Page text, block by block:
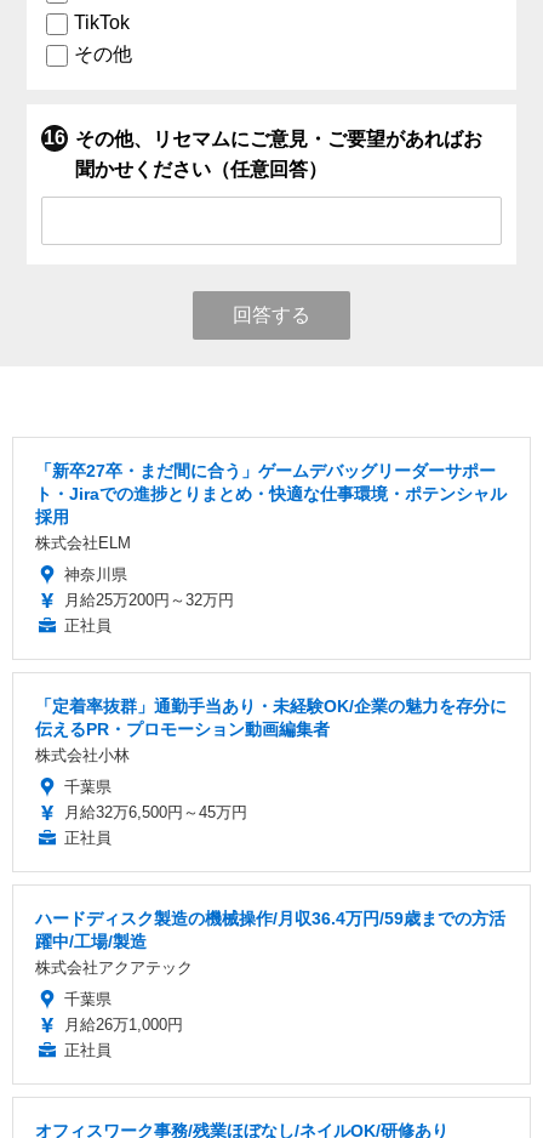
TikTok
その他
その他、リセマムにご意見・ご要望があればお
聞かせください（任意回答）
回答する
「新卒27卒・まだ間に合う」ゲームデバッグリーダーサポー
ト・Jiraでの進捗とりまとめ・快適な仕事環境・ポテンシャル
採用
株式会社ELM
神奈川県
月給25万200円～32万円
正社員
「定着率抜群」通勤手当あり・未経験OK/企業の魅力を存分に
伝えるPR・プロモーション動画編集者
株式会社小林
千葉県
月給32万6,500円～45万円
正社員
ハードディスク製造の機械操作/月収36.4万円/59歳までの方活
躍中/工場/製造
株式会社アクアテック
千葉県
月給26万1,000円
正社員
オフィスワーク事務/残業ほぼなし/ネイルOK/研修あり